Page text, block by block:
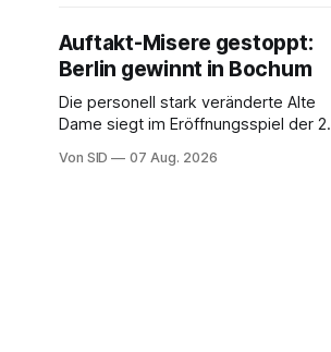
Auftakt-Misere gestoppt:
Berlin gewinnt in Bochum
Die personell stark veränderte Alte
Dame siegt im Eröffnungsspiel der 2.
Von SID 07 Aug. 2026